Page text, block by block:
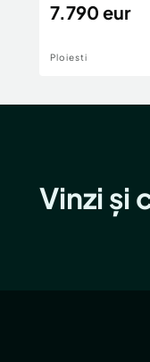
7.790 eur
Ploiesti
Vinzi și